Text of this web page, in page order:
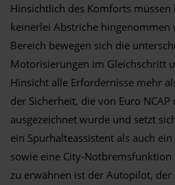
Hinsichtlich des Komforts müssen
keinerlei Abstriche hingenommen
Bereich bewegen sich die
Motorisierungen im Gleichschritt
Hinsicht alle Erfordernisse mehr
der Sicherheit, die von Euro
ausgezeichnet wurde und setzt
ein Spurhalteassistent als auch
sowie eine City-
zu erwähnen ist der Autopilot,